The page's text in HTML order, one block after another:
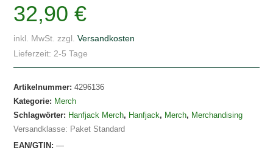
Organic
Longsleeve
T-
32,90€
inkl. MwSt. zzgl.Versandkosten
Lieferzeit: 2-5 Tage
Artikelnummer:4296136
Kategorie: Merch
Schlagwörter: Hanfjack Merch, Hanfjack, Merch, Merchandising
Versandklasse: Paket Standard
EAN/GTIN:—